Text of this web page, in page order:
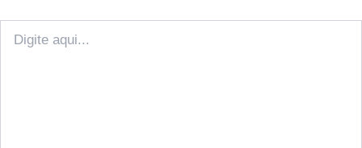
aqui...